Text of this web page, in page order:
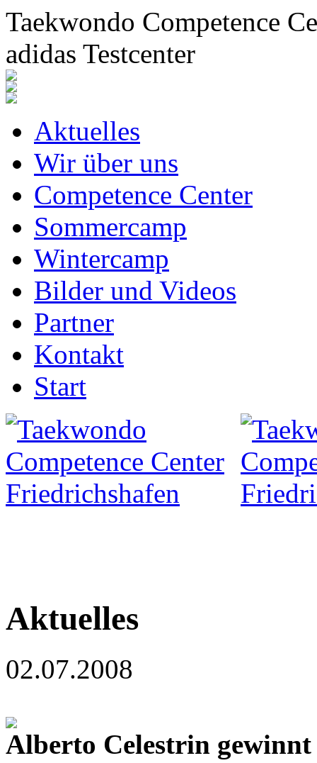
Taekwondo Competence
adidas Testcenter
Aktuelles
Wir über uns
Competence Center
Sommercamp
Wintercamp
Bilder und Videos
Partner
Kontakt
Start
Aktuelles
02.07.2008
Alberto Celestrin